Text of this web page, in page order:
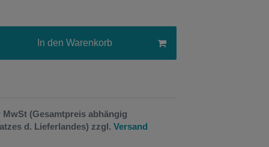
In den Warenkorb
(Gesamtpreis abhängig
d. Lieferlandes) zzgl. Versand